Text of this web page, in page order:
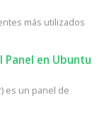
más utilizados
en Ubuntu
es un panel de